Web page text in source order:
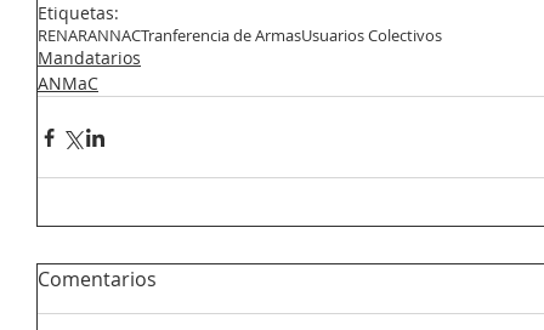
Etiquetas:
RENARANNACTranferencia de ArmasUsuarios Colectivos
Mandatarios
ANMaC
Comentarios